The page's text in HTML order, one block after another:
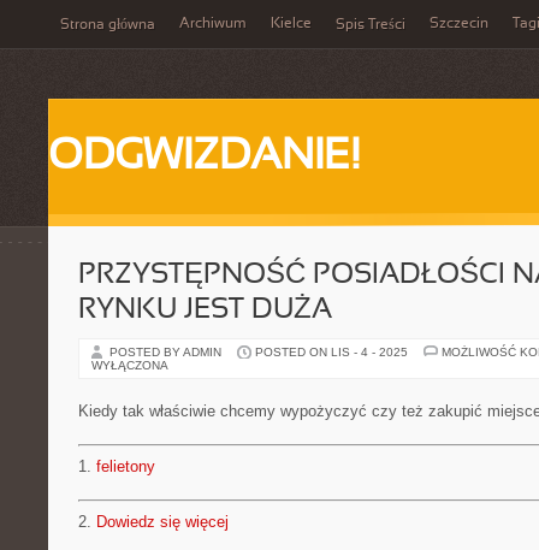
Strona główna Archiwum Kielce Spis Treści Szczecin Tagi
ODGWIZDANIE!
PRZYSTĘPNOŚĆ POSIADŁOŚCI
RYNKU JEST DUŻA
POSTED BY ADMIN POSTED ON LIS - 4 - 2025
MOŻLIWOŚĆ
WYŁĄCZONA
Kiedy tak właściwie chcemy wypożyczyć czy też zakupić
1. felietony
2. Dowiedz się więcej